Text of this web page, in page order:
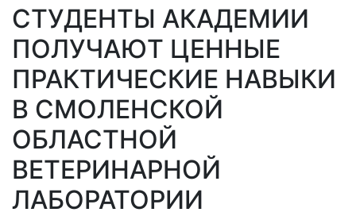
СТУДЕНТЫ АКАДЕМИИ
ПОЛУЧАЮТ ЦЕННЫЕ
ПРАКТИЧЕСКИЕ НАВЫКИ
В СМОЛЕНСКОЙ
ОБЛАСТНОЙ
ВЕТЕРИНАРНОЙ
ЛАБОРАТОРИИ